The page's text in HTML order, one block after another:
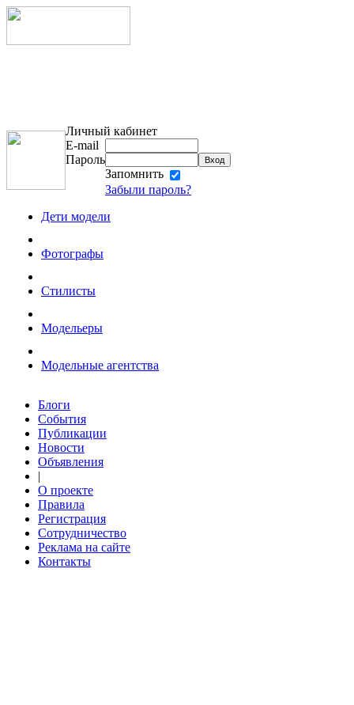
Личный кабинет
E-mail
Пароль
Запомнить
Забыли пароль?
Дети модели
Фотографы
Стилисты
Модельеры
Модельные агентства
Блоги
События
Публикации
Новости
Объявления
|
О проекте
Правила
Регистрация
Сотрудничество
Реклама на сайте
Контакты